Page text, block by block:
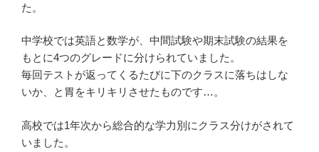
た。
中学校では英語と数学が、中間試験や期末試験の結果を
もとに4つのグレードに分けられていました。
毎回テストが返ってくるたびに下のクラスに落ちはしな
いか、と胃をキリキリさせたものです…。
高校では1年次から総合的な学力別にクラス分けがされて
いました。